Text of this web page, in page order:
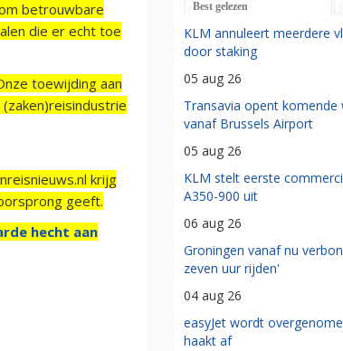
betrouwbare
die er echt toe
toewijding aan
krijg
geeft.
hecht aan
Best gelezen
KLM annuleert meerdere
door staking
05 aug 26
Transavia opent
vanaf Brussels Airport
05 aug 26
KLM stelt eerste
A350-900 uit
06 aug 26
Groningen vanaf nu
zeven uur rijden'
04 aug 26
easyJet wordt
haakt af